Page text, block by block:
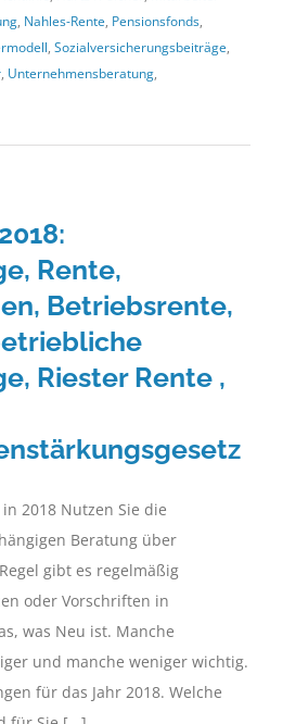
, Nahles-Rente, Pensionsfonds,
, Sozialversicherungsbeiträge,
, Unternehmensberatung,
Rente,
Betriebsrente,
Riester Rente ,
2018 Nutzen Sie die
Beratung über
gibt es regelmäßig
oder Vorschriften in
was Neu ist. Manche
und manche weniger wichtig.
für das Jahr 2018. Welche